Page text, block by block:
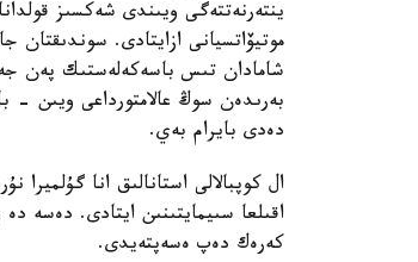
ينتەرنەتتەگى ويىندى شەكسىز
موتيۆاتسيانى ازايتادى. سوندىقتان
شامادان تىس باسەكەلەستىك پەن
بەرىدەن سوڭ عالامتورداعى ويىن -
دەدى بايرام بەي.
ال كوپبالالى استانالىق انا گۇلميرا
اقىلعا سىيمايتىنىن ايتادى. دەسە
كەرەك دەپ ەسەپتەيدى.